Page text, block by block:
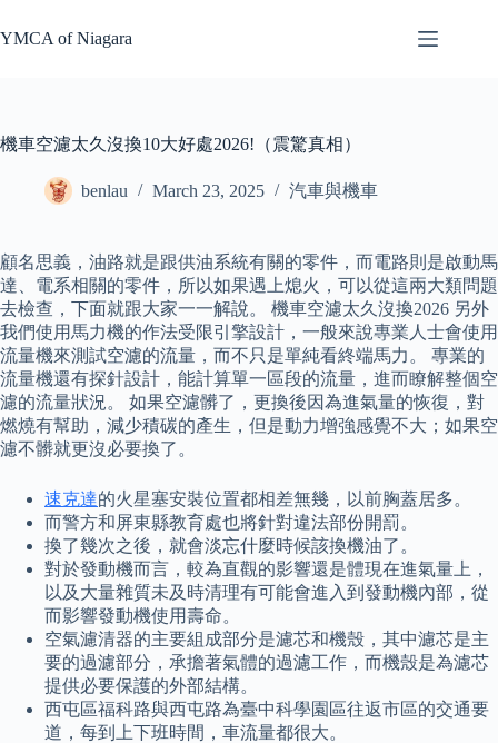
to
content
YMCA of Niagara
機車空濾太久沒換10大好處2026!（震驚真相）
benlau March 23, 2025 汽車與機車
顧名思義，油路就是跟供油系統有關的零件，而電路則是啟動馬
達、電系相關的零件，所以如果遇上熄火，可以從這兩大類問題
去檢查，下面就跟大家一一解說。 機車空濾太久沒換2026 另外
我們使用馬力機的作法受限引擎設計，一般來說專業人士會使用
流量機來測試空濾的流量，而不只是單純看終端馬力。 專業的
流量機還有探針設計，能計算單一區段的流量，進而瞭解整個空
濾的流量狀況。 如果空濾髒了，更換後因為進氣量的恢復，對
燃燒有幫助，減少積碳的產生，但是動力增強感覺不大；如果空
濾不髒就更沒必要換了。
速克達的火星塞安裝位置都相差無幾，以前胸蓋居多。
而警方和屏東縣教育處也將針對違法部份開罰。
換了幾次之後，就會淡忘什麼時候該換機油了。
對於發動機而言，較為直觀的影響還是體現在進氣量上，
以及大量雜質未及時清理有可能會進入到發動機內部，從
而影響發動機使用壽命。
空氣濾清器的主要組成部分是濾芯和機殼，其中濾芯是主
要的過濾部分，承擔著氣體的過濾工作，而機殼是為濾芯
提供必要保護的外部結構。
西屯區福科路與西屯路為臺中科學園區往返市區的交通要
道，每到上下班時間，車流量都很大。